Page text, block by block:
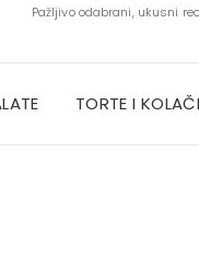
Pažljivo odabrani, ukusni
TORTE I KOLAČI